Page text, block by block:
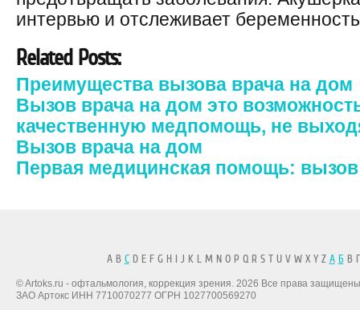
интервью и отслеживает
Related Posts:
Преимущества вызова врача на дом
Вызов врача на дом это
качественную медпомощь, не
Вызов врача на дом
Первая медицинская помощь:
A B CD E F G H I J K L M N O P Q R S T U V W X Y Z А БВ
© Artoks.ru - офтальмология, коррекция зрения. 2026 Все права
ЗАО Артокс ИНН 7710070277 ОГРН 1027700569270